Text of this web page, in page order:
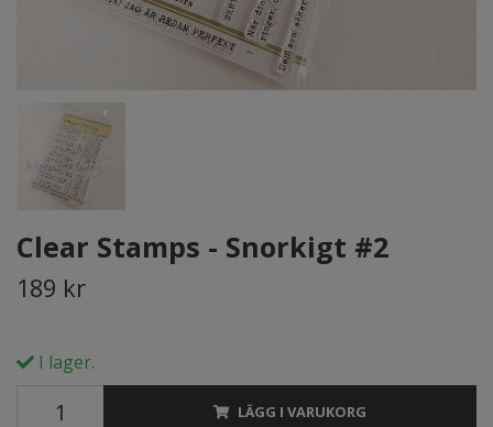
Clear Stamps - Snorkigt #2
189 kr
I lager.
LÄGG I VARUKORG